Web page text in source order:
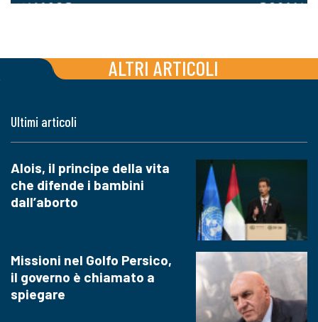
ALTRI ARTICOLI
Ultimi articoli
Alois, il principe della vita
che difende i bambini
dall’aborto
Missioni nel Golfo Persico,
il governo è chiamato a
spiegare